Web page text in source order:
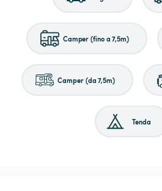
Camper (fino a 7,5m)
Camper (da 7,5m)
Tenda